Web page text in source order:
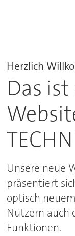
Herzlich
Das
Unsere neue
präsentiert
optisch
Nutzern auch
Funktionen.